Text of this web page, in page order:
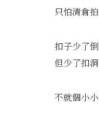
只怕清倉
扣子少了
但少了扣
不就個小